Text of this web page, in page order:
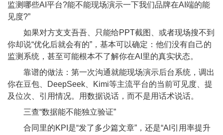
监测哪些AI平台?能不能现场演示一下我们品牌在AI端的能
见度?”
如果对方支支吾吾、只能给PPT截图、或者现场搜不到
你却说“优化后就会有的”，基本可以确定：他们没有自己的
监测系统，甚至可能根本不了解你在AI里的真实状态。
靠谱的做法：第一次沟通就能现场演示后台系统，调出
你在豆包、DeepSeek、Kimi等主流平台的当前可见度、提
及位次、引用情况。用数据说话，而不是用话术说话。
三查“数据能不能独立验证”
合同里的KPI是“发了多少篇文章”，还是“AI引用率提升